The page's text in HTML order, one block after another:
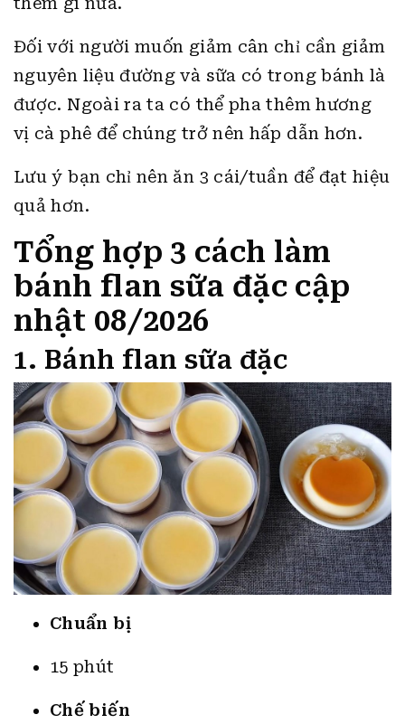
Đối với người muốn giảm cân chỉ cần giảm
nguyên liệu đường và sữa có trong bánh là
được. Ngoài ra ta có thể pha thêm hương
vị cà phê để chúng trở nên hấp dẫn hơn.
Lưu ý bạn chỉ nên ăn 3 cái/tuần để đạt hiệu
quả hơn.
Tổng hợp 3 cách làm
bánh flan sữa đặc cập
nhật 08/2026
1. Bánh flan sữa đặc
Chuẩn bị
15 phút
Chế biến